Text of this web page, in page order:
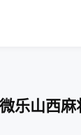
乐山西